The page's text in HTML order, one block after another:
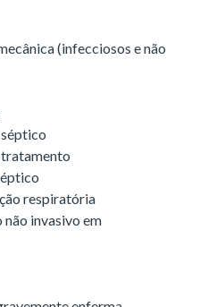
(infecciosos e não
respiratória
invasivo em